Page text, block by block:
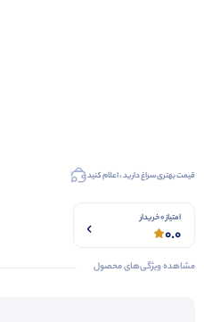
قیمت بهتری سراغ دارید ، اعلام کنید
امتیاز 0 خریدار
0.0
مشاهده ویژگی‌های محصول